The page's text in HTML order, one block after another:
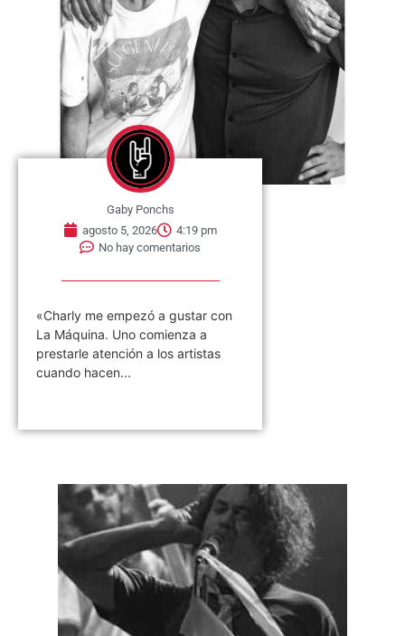
Gaby Ponchs
agosto 5, 2026
4:19 pm
No hay comentarios
«Charly me empezó a gustar con
La Máquina. Uno comienza a
prestarle atención a los artistas
cuando hacen...